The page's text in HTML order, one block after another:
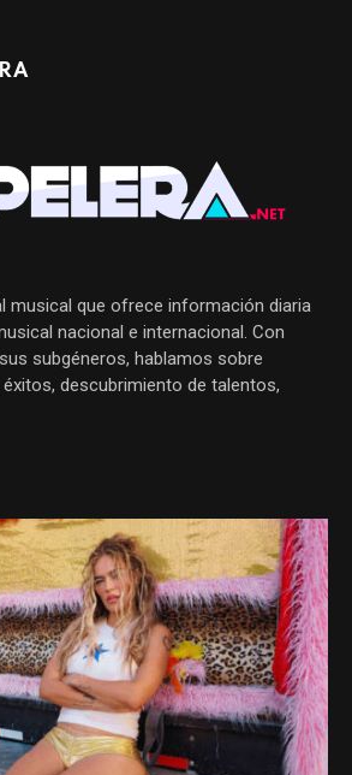
musical que ofrece información diaria
nacional e internacional. Con
subgéneros, hablamos sobre
descubrimiento de talentos,